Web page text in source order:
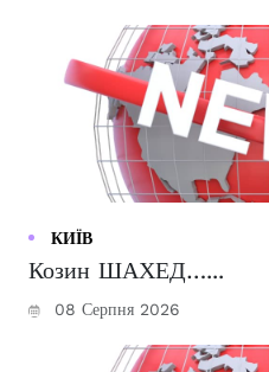
КИЇВ
Козин ШАХЕД…...
08 Серпня 2026